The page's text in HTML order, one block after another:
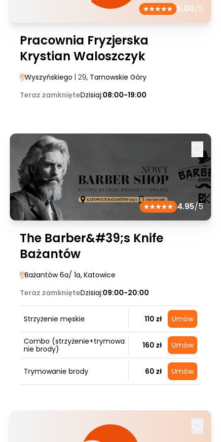
5.00/5
Pracownia Fryzjerska
Krystian Waloszczyk
Wyszyńskiego | 29, Tarnowskie Góry
Teraz zamknięteDzisiaj:08:00-19:00
4.95/5
The Barber&#39;s Knife
Bażantów
Bażantów 6a/ 1a, Katowice
Teraz zamknięteDzisiaj:09:00-20:00
Strzyżenie męskie 110 zł Umów
Combo (strzyżenie+trymowa
nie brody)
160 zł Umów
Trymowanie brody 60 zł Umów